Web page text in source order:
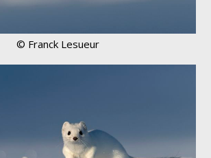
© Franck Lesueur